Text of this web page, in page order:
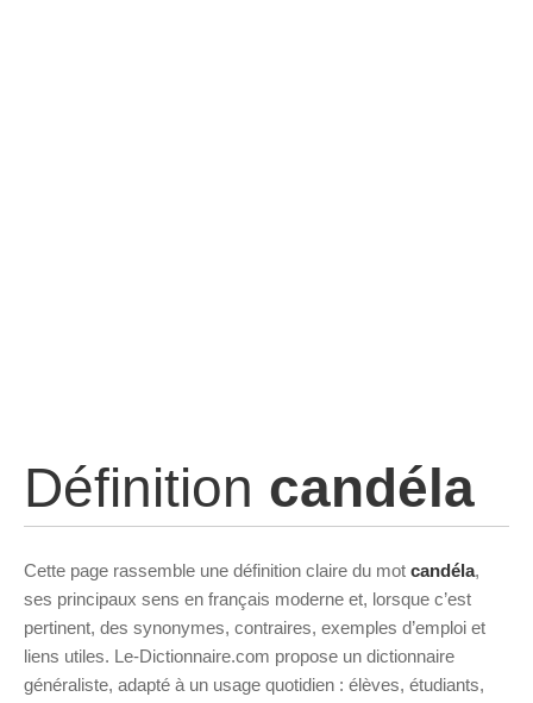
Définition candéla
Cette page rassemble une définition claire du mot candéla,
ses principaux sens en français moderne et, lorsque c’est
pertinent, des synonymes, contraires, exemples d’emploi et
liens utiles. Le-Dictionnaire.com propose un dictionnaire
généraliste, adapté à un usage quotidien : élèves, étudiants,